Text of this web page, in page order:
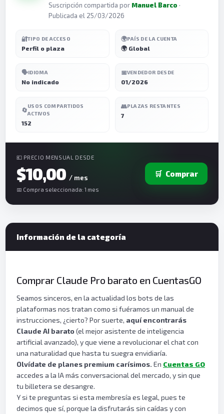
Suscripción compartida por Manuel Barco ·
Publicada el 25/03/2026
🔐TIPO DE ACCESO
Perfil o plaza
🌍PAÍS DE LA CUENTA
🌍 Global
🗣️IDIOMA
No indicado
📅VENDEDOR DESDE
01/2026
🔄
USOS COMPARTIDOS
ACTIVOS
152
👥PLAZAS RESTANTES
7
💶 PRECIO MENSUAL DESDE
$10,00 / mes
📅 Compra seleccionada: 1 mes
🛒 Comprar
Información de la categoría
Comprar Claude Pro barato en CuentasGO
Seamos sinceros, en la actualidad los bots de las
plataformas nos tratan como si fuéramos un manual de
instrucciones, ¿cierto? Por suerte, aquí encontrarás
Claude AI barato(el mejor asistente de inteligencia
artificial avanzado), y que viene a revolucionar el chat con
una naturalidad que hasta tu suegra envidiaría.
Olvídate de planes premium carísimos. En Cuentas GO
accedes a la IA más conversacional del mercado, y sin que
tu billetera se desangre.
Y si te preguntas si esta membresía es legal, pues te
decimos que sí, porque la disfrutarás sin caídas y con